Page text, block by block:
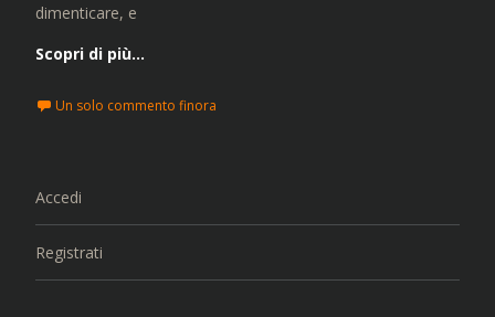
dimenticare, e
Scopri di più…
Un solo commento finora
Accedi
Registrati